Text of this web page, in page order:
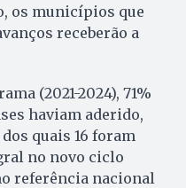
os municípios que
receberão a
(2021-2024), 71%
haviam aderido,
quais 16 foram
no novo ciclo
referência nacional